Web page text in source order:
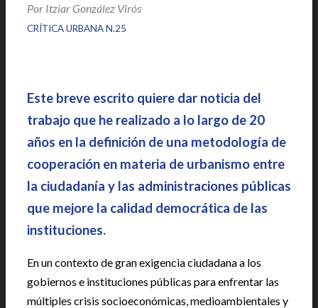
Por Itziar González Virós
CRÍTICA URBANA N.25
Este breve escrito quiere dar noticia del
trabajo que he realizado a lo largo de 20
años en la definición de una metodología de
cooperación en materia de urbanismo entre
la ciudadanía y las administraciones públicas
que mejore la calidad democrática de las
instituciones.
En un contexto de gran exigencia ciudadana a los
gobiernos e instituciones públicas para enfrentar las
múltiples crisis socioeconómicas, medioambientales y